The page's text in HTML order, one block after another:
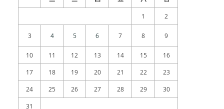
1 2
3 4 5 6 7 8 9
10 11 12 13 14 15
16
17
18 19 20 21 22
23
24
25 26 27 28 29
30
31